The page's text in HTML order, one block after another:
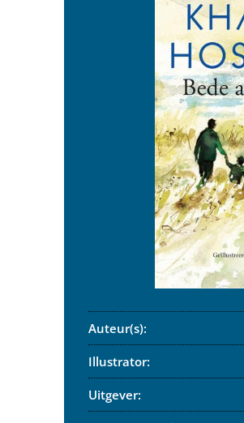
Auteur(s):
Illustrator:
Uitgever: